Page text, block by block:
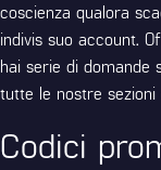
coscienza qualora
indivis suo account.
hai serie di domande
tutte le nostre
Codici